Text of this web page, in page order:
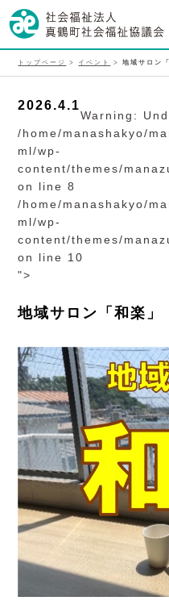
トップページ > イベント >地域サロン
2026.4.1
Warning :
/home/manashakyo/
ml/wp-
content/themes/
on line8
/home/manashakyo/
ml/wp-
content/themes/
on line 10
">
地域サロン「和楽」